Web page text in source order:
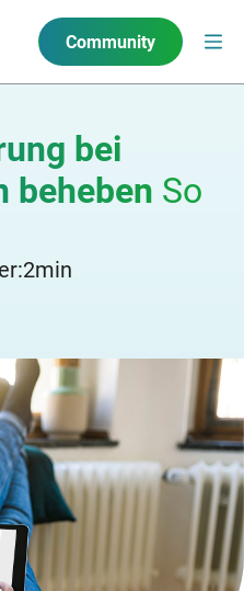
Community
bei
beheben So
2min